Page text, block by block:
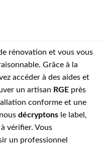
rénovation et vous vous
Grâce à la
accéder à des aides et
un artisan RGE près
conforme et une
décryptons le label,
vérifier. Vous
un professionnel